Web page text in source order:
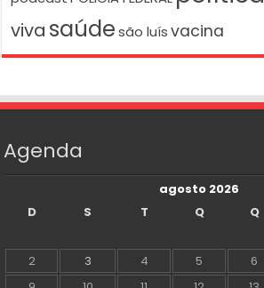
viva saúde são luís vacina
Agenda
agosto 2026
D
S T Q Q
2
3 4 5 6